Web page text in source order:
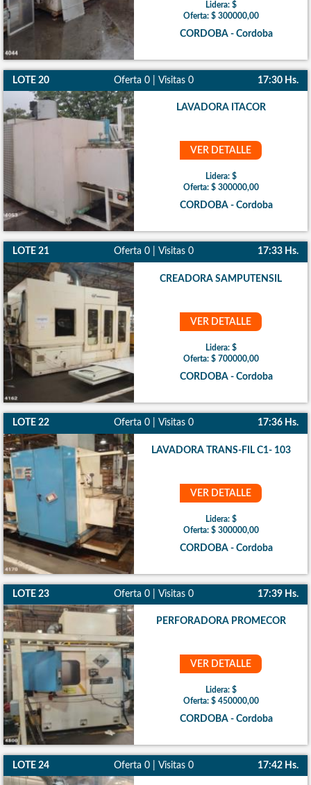
Lidera: $
Oferta: $ 300000,00
CORDOBA - Cordoba
LOTE 20 Oferta 0 | Visitas 0 17:30 Hs.
LAVADORA ITACOR
VER DETALLE
Lidera: $
Oferta: $ 300000,00
CORDOBA - Cordoba
LOTE 21 Oferta 0 | Visitas 0 17:33 Hs.
CREADORA SAMPUTENSIL
VER DETALLE
Lidera: $
Oferta: $ 700000,00
CORDOBA - Cordoba
LOTE 22 Oferta 0 | Visitas 0 17:36 Hs.
LAVADORA TRANS-FIL C1- 103
VER DETALLE
Lidera: $
Oferta: $ 300000,00
CORDOBA - Cordoba
LOTE 23 Oferta 0 | Visitas 0 17:39 Hs.
PERFORADORA PROMECOR
VER DETALLE
Lidera: $
Oferta: $ 450000,00
CORDOBA - Cordoba
LOTE 24 Oferta 0 | Visitas 0 17:42 Hs.